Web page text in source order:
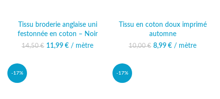
Tissu broderie anglaise uni
festonnée en coton – Noir
14,50€
Le prix initial était :
11,99 €
Le prix
/ mètre
Tissu en coton doux imprimé
automne
10,00€ Le prix initial était :
8,99 € Le prix actuel
/ mètre
-17% -17%